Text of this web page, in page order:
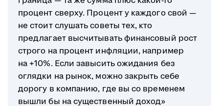
процент сверху. Процент у каждого свой —
не стоит слушать советы тех, кто
предлагает высчитывать финансовый рост
строго на процент инфляции, например
на +10%. Если завысить ожидания без
оглядки на рынок, можно закрыть себе
дорогу в компанию, где вы со временем
вышли бы на существенный доход»